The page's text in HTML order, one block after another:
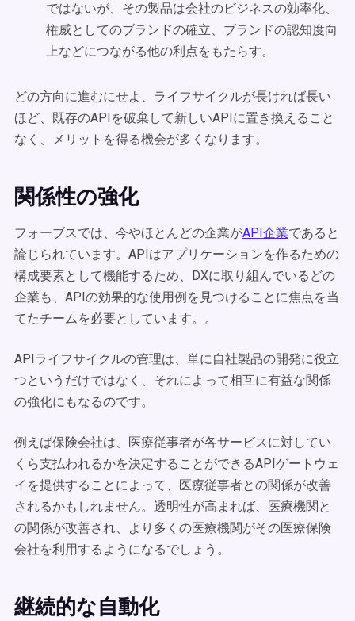
ではないが、その製品は会社のビジネスの効率化、
権威としてのブランドの確立、ブランドの認知度向
上などにつながる他の利点をもたらす。
どの方向に進むにせよ、ライフサイクルが長ければ長い
ほど、既存のAPIを破棄して新しいAPIに置き換えること
なく、メリットを得る機会が多くなります。
関係性の強化
フォーブスでは、今やほとんどの企業がAPI企業であると
論じられています。APIはアプリケーションを作るための
構成要素として機能するため、DXに取り組んでいるどの
企業も、APIの効果的な使用例を見つけることに焦点を当
てたチームを必要としています。。
APIライフサイクルの管理は、単に自社製品の開発に役立
つというだけではなく、それによって相互に有益な関係
の強化にもなるのです。
例えば保険会社は、医療従事者が各サービスに対してい
くら支払われるかを決定することができるAPIゲートウェ
イを提供することによって、医療従事者との関係が改善
されるかもしれません。透明性が高まれば、医療機関と
の関係が改善され、より多くの医療機関がその医療保険
会社を利用するようになるでしょう。
継続的な自動化